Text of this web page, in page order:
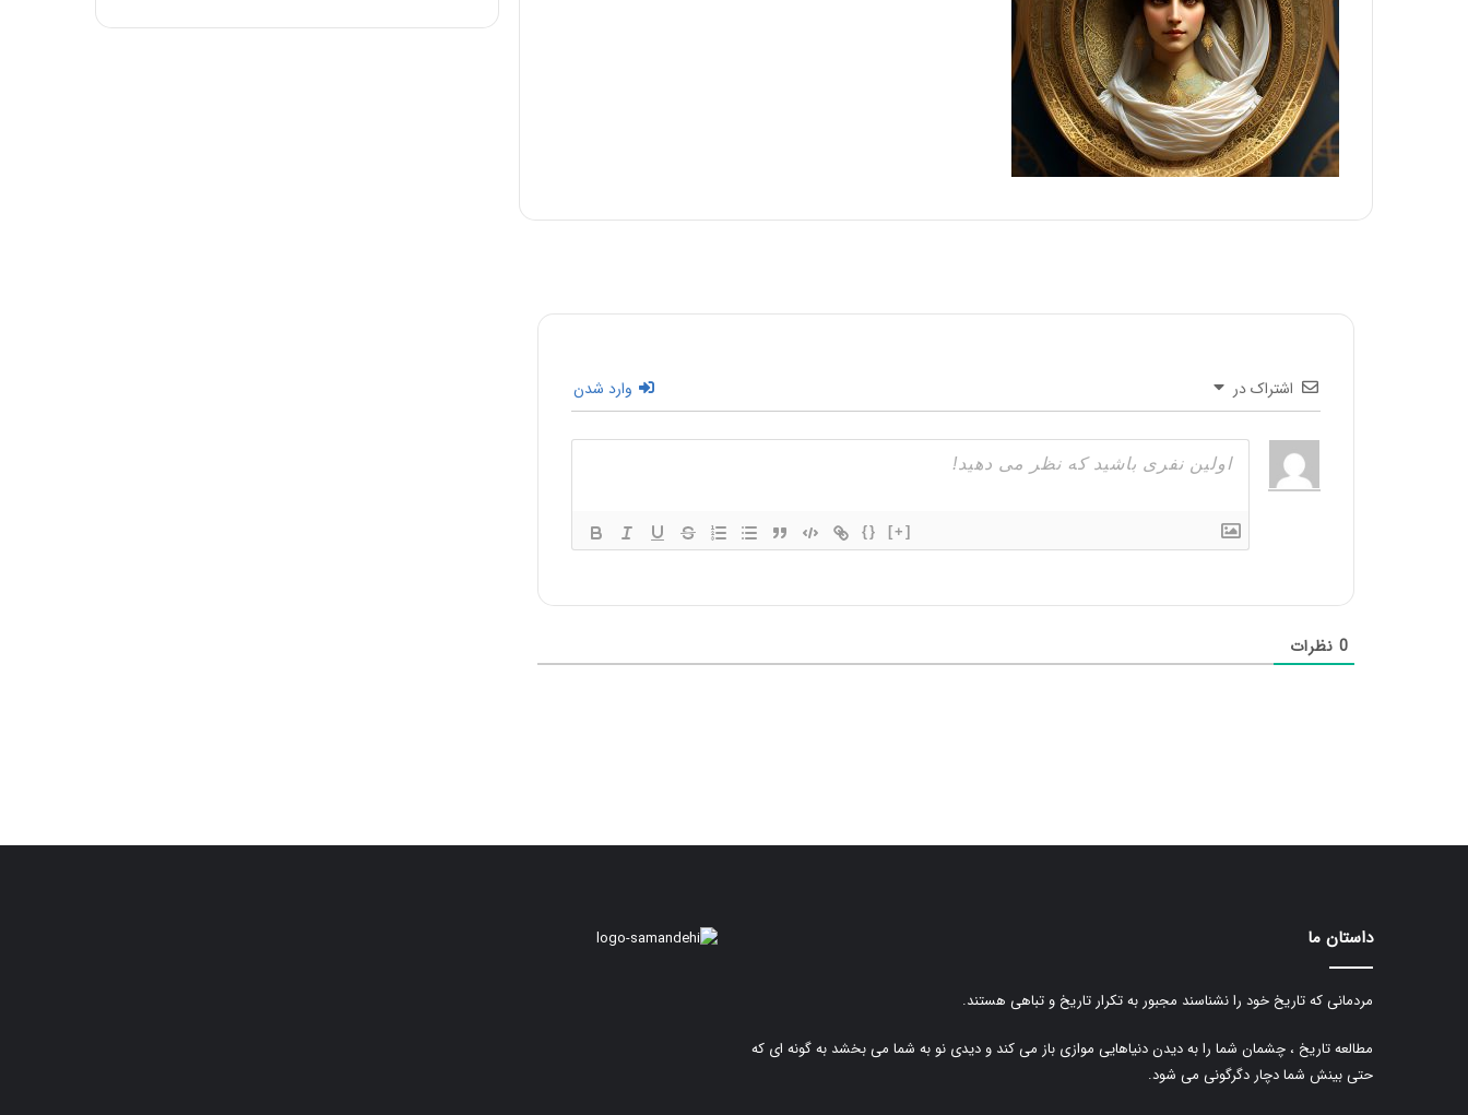
اشتراک در وارد شدن
{} [+]
0 نظرات
داستان ما
مردمانی که تاریخ خود را نشناسند مجبور به تکرار تاریخ و تباهی هستند.
مطالعه تاریخ ، چشمان شما را به دیدن دنیاهایی موازی باز می کند و دیدی نو به شما می بخشد به گونه ای که
حتی بینش شما دچار دگرگونی می شود.